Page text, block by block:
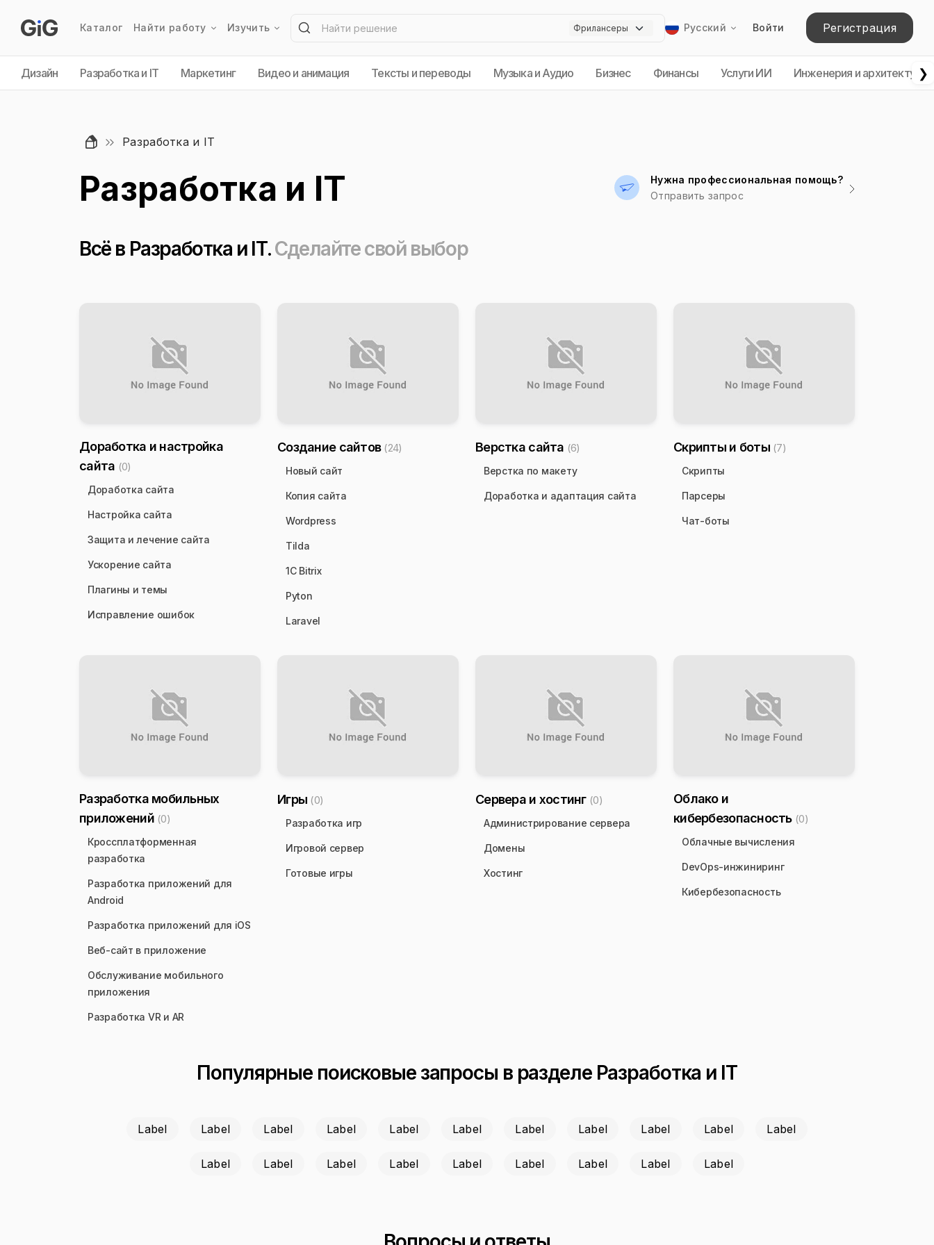
Каталог Найти работу Изучить Русский Войти Регистрация
Дизайн Разработка и IT Маркетинг Видео и анимация Тексты и переводы Музыка и Аудио Бизнес Финансы Услуги ИИ Инженерия и архитектура
❯
Разработка и IT
Разработка и IT
Нужна профессиональная помощь?
Отправить запрос
Всё в Разработка и IT.Сделайте свой выбор
Доработка и настройка
сайта (0)
Доработка сайта
Настройка сайта
Защита и лечение сайта
Ускорение сайта
Плагины и темы
Исправление ошибок
Создание сайтов (24)
Новый сайт
Копия сайта
Wordpress
Tilda
1C Bitrix
Pyton
Laravel
Верстка сайта (6)
Верстка по макету
Доработка и адаптация сайта
Скрипты и боты (7)
Скрипты
Парсеры
Чат-боты
Разработка мобильных
приложений (0)
Кроссплатформенная
разработка
Разработка приложений для
Android
Разработка приложений для iOS
Веб-сайт в приложение
Обслуживание мобильного
приложения
Разработка VR и AR
Игры (0)
Разработка игр
Игровой сервер
Готовые игры
Сервера и хостинг (0)
Администрирование сервера
Домены
Хостинг
Облако и
кибербезопасность (0)
Облачные вычисления
DevOps-инжиниринг
Кибербезопасность
Популярные поисковые запросы в разделе Разработка и IT
Label Label Label Label Label Label Label Label Label Label Label
Label Label Label Label Label Label Label Label Label